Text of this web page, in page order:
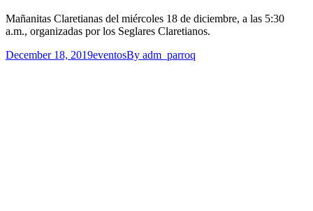
Mañanitas Claretianas del miércoles 18 de diciembre, a las 5:30
a.m., organizadas por los Seglares Claretianos.
December 18, 2019eventosBy adm_parroq